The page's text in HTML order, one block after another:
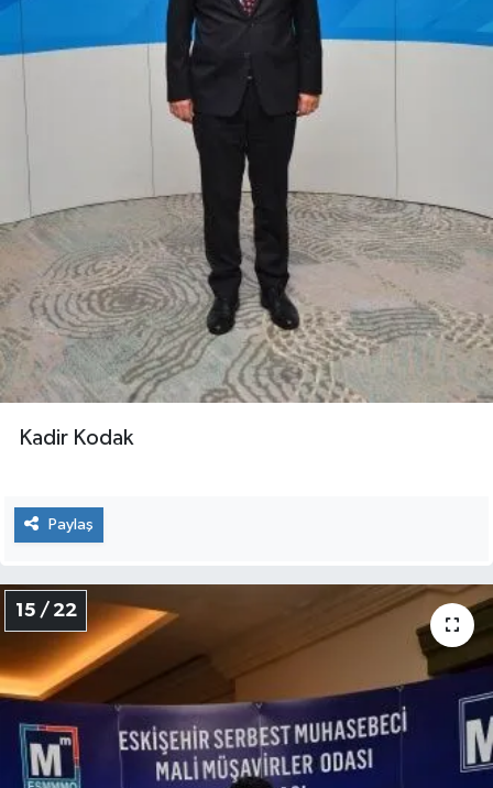
Kadir Kodak
Paylaş
15 / 22